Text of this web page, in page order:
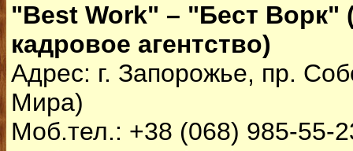
"Best Work" – "Бест Ворк"
кадровое агентство)
Адрес: г. Запорожье, пр.
Мира)
Моб.тел.: +38 (068) 985-55-